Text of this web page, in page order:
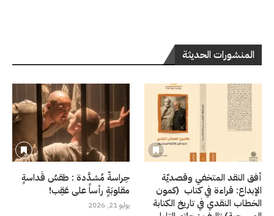
المنشورات الحديثة
أفق النقد المتخفي وقصديّة
الإبداع: قراءة في كتاب (كمون
الخطاب النقدي في تاريخ الكتابة
حِراسةٌ مُشدَّدة : طقسُ قَداسةٍ
مقلوبَةٍ رأساً على عَقِب!
يوليو 21, 2026